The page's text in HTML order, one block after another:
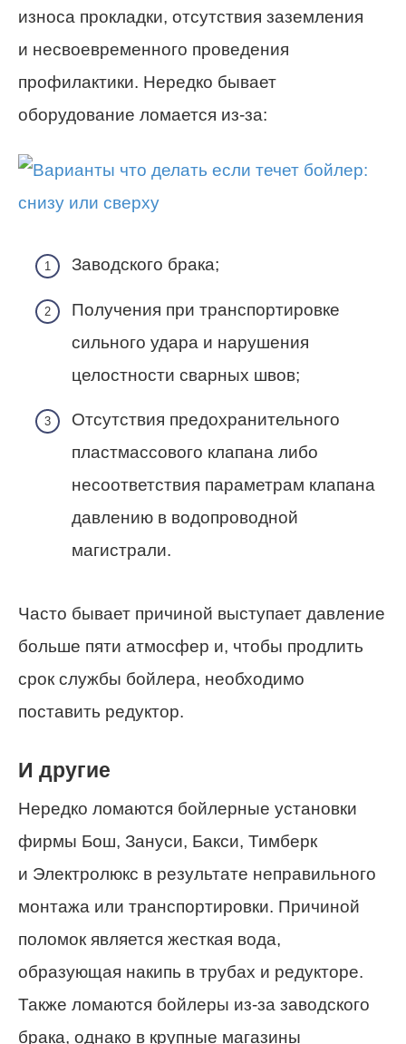
износа прокладки, отсутствия заземления
и несвоевременного проведения
профилактики. Нередко бывает
оборудование ломается из-за:
Заводского брака;
Получения при транспортировке
сильного удара и нарушения
целостности сварных швов;
Отсутствия предохранительного
пластмассового клапана либо
несоответствия параметрам клапана
давлению в водопроводной
магистрали.
Часто бывает причиной выступает давление
больше пяти атмосфер и, чтобы продлить
срок службы бойлера, необходимо
поставить редуктор.
И другие
Нередко ломаются бойлерные установки
фирмы Бош, Зануси, Бакси, Тимберк
и Электролюкс в результате неправильного
монтажа или транспортировки. Причиной
поломок является жесткая вода,
образующая накипь в трубах и редукторе.
Также ломаются бойлеры из-за заводского
брака, однако в крупные магазины